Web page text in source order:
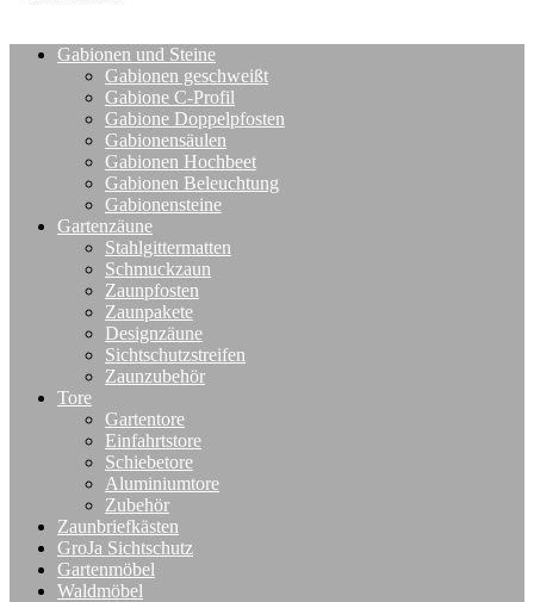
Gabionen und Steine
Gabionen geschweißt
Gabione C-Profil
Gabione Doppelpfosten
Gabionensäulen
Gabionen Hochbeet
Gabionen Beleuchtung
Gabionensteine
Gartenzäune
Stahlgittermatten
Schmuckzaun
Zaunpfosten
Zaunpakete
Designzäune
Sichtschutzstreifen
Zaunzubehör
Tore
Gartentore
Einfahrtstore
Schiebetore
Aluminiumtore
Zubehör
Zaunbriefkästen
GroJa Sichtschutz
Gartenmöbel
Waldmöbel